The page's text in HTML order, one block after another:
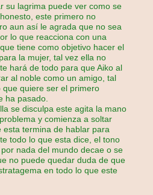
su lagrima puede ver como se
este primero no
aun así le agrada que no sea
lo que reacciona con una
tiene como objetivo hacer el
la mujer, tal vez ella no
hará de todo para que Aiko al
al noble como un amigo, tal
quiere ser el primero
ha pasado.
se disculpa este agita la mano
y comienza a soltar
esta termina de hablar para
todo lo que esta dice, el tono
nada del mundo decae o se
no puede quedar duda de que
en todo lo que este